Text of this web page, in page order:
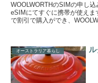
WOOLWORTHのSIMの申し
eSIMにてすぐに携帯が使え
で割引で購入ができ、
オーストラリア暮らし